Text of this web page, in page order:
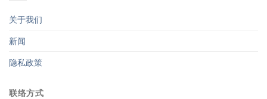
关于我们
新闻
隐私政策
联络方式